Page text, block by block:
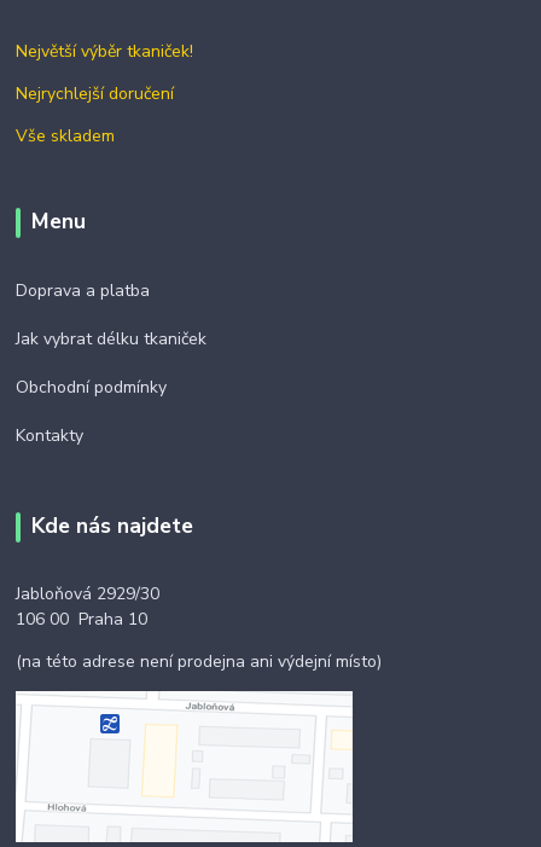
Největší výběr tkaniček!
Nejrychlejší doručení
Vše skladem
Menu
Doprava a platba
Jak vybrat délku tkaniček
Obchodní podmínky
Kontakty
Kde nás najdete
Jabloňová 2929/30
106 00 Praha 10
(na této adrese není prodejna ani výdejní místo)